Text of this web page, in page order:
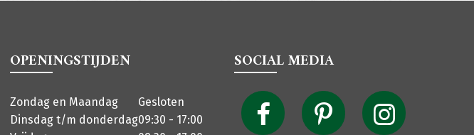
OPENINGSTIJDEN
Zondag en Maandag
Gesloten
Dinsdag t/m donderdag09:30 - 17:00
SOCIAL MEDIA